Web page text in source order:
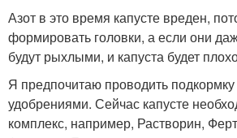
Азот в это время капусте вреден,
формировать головки, а если они
будут рыхлыми, и капуста будет
Я предпочитаю проводить
удобрениями. Сейчас капусте
комплекс, например, Растворин,